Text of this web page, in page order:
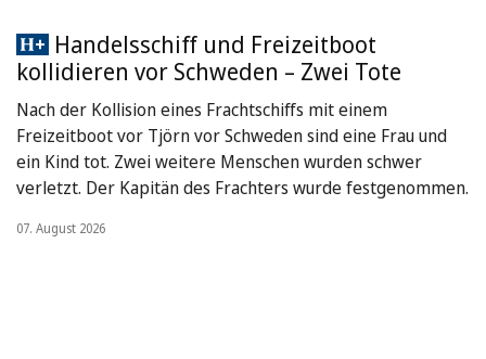
Handelsschiff und Freizeitboot
kollidieren vor Schweden – Zwei Tote
Nach der Kollision eines Frachtschiffs mit einem
Freizeitboot vor Tjörn vor Schweden sind eine Frau und
ein Kind tot. Zwei weitere Menschen wurden schwer
verletzt. Der Kapitän des Frachters wurde festgenommen.
07. August 2026